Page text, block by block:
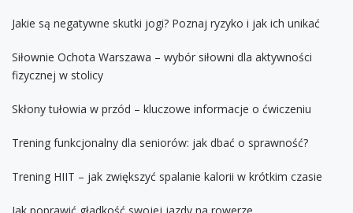
Jakie są negatywne skutki jogi? Poznaj ryzyko i jak ich unikać
Siłownie Ochota Warszawa – wybór siłowni dla aktywności
fizycznej w stolicy
Skłony tułowia w przód – kluczowe informacje o ćwiczeniu
Trening funkcjonalny dla seniorów: jak dbać o sprawność?
Trening HIIT – jak zwiększyć spalanie kalorii w krótkim czasie